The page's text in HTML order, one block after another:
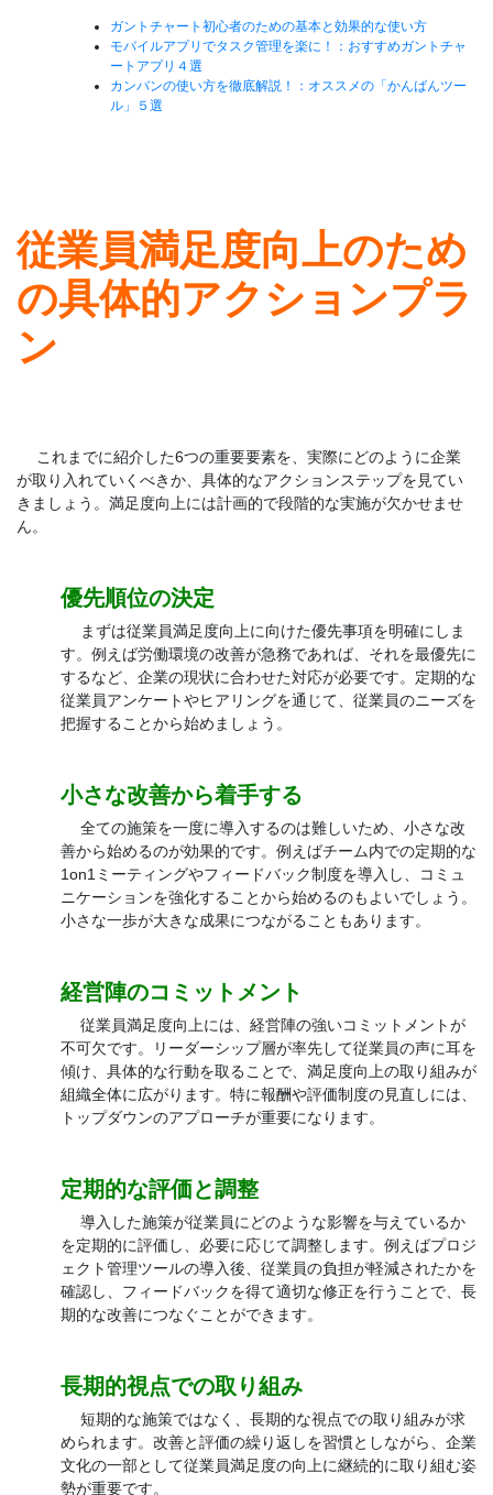
ガントチャート初心者のための基本と効果的な使い方
モバイルアプリでタスク管理を楽に！：おすすめガントチャ
ートアプリ４選
カンバンの使い方を徹底解説！：オススメの「かんばんツー
ル」５選
従業員満足度向上のため
の具体的アクションプラ
ン
これまでに紹介した6つの重要要素を、実際にどのように企業
が取り入れていくべきか、具体的なアクションステップを見てい
きましょう。満足度向上には計画的で段階的な実施が欠かせませ
ん。
優先順位の決定
まずは従業員満足度向上に向けた優先事項を明確にしま
す。例えば労働環境の改善が急務であれば、それを最優先に
するなど、企業の現状に合わせた対応が必要です。定期的な
従業員アンケートやヒアリングを通じて、従業員のニーズを
把握することから始めましょう。
小さな改善から着手する
全ての施策を一度に導入するのは難しいため、小さな改
善から始めるのが効果的です。例えばチーム内での定期的な
1on1ミーティングやフィードバック制度を導入し、コミュ
ニケーションを強化することから始めるのもよいでしょう。
小さな一歩が大きな成果につながることもあります。
経営陣のコミットメント
従業員満足度向上には、経営陣の強いコミットメントが
不可欠です。リーダーシップ層が率先して従業員の声に耳を
傾け、具体的な行動を取ることで、満足度向上の取り組みが
組織全体に広がります。特に報酬や評価制度の見直しには、
トップダウンのアプローチが重要になります。
定期的な評価と調整
導入した施策が従業員にどのような影響を与えているか
を定期的に評価し、必要に応じて調整します。例えばプロジ
ェクト管理ツールの導入後、従業員の負担が軽減されたかを
確認し、フィードバックを得て適切な修正を行うことで、長
期的な改善につなぐことができます。
長期的視点での取り組み
短期的な施策ではなく、長期的な視点での取り組みが求
められます。改善と評価の繰り返しを習慣としながら、企業
文化の一部として従業員満足度の向上に継続的に取り組む姿
勢が重要です。